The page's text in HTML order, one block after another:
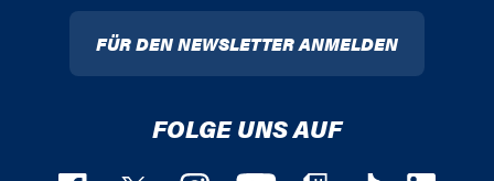
FÜR DEN NEWSLETTER ANMELDEN
FOLGE UNS AUF